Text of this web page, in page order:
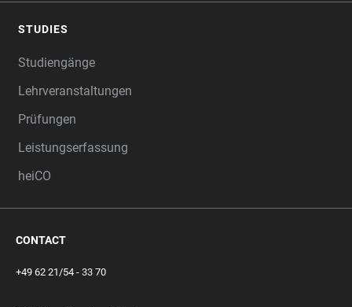
STUDIES
Studiengänge
Lehrveranstaltungen
Prüfungen
Leistungserfassung
heiCO
CONTACT
+49 62 21/54 - 33 70